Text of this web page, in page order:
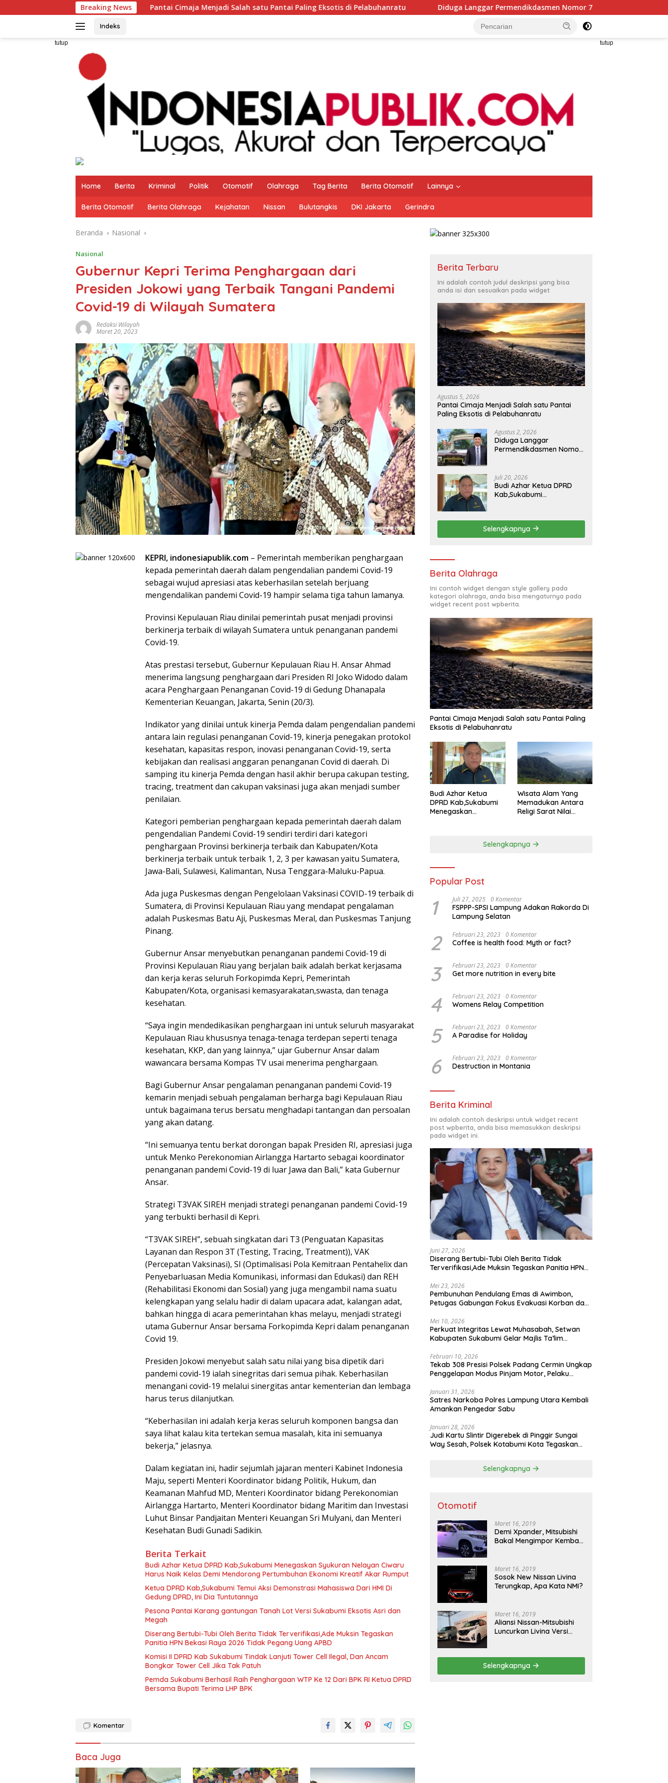
ke
Breaking News
Pantai Cimaja Menjadi Salah satu Pantai Paling Eksotis di Pelabuhanratu Diduga Langgar Permendikdasmen Nomor 7 Tahun 2025, kepala SMKN 5 Batam
Indeks
tutup tutup
Home Berita Kriminal Politik Otomotif Olahraga Tag Berita Berita Otomotif Lainnya
Berita Otomotif Berita Olahraga Kejahatan Nissan Bulutangkis DKI Jakarta Gerindra
Beranda Nasional
Nasional
Gubernur Kepri Terima Penghargaan dari
Presiden Jokowi yang Terbaik Tangani Pandemi
Covid-19 di Wilayah Sumatera
Redaksi Wilayah
Maret 20, 2023
KEPRI, indonesiapublik.com – Pemerintah memberikan penghargaan
kepada pemerintah daerah dalam pengendalian pandemi Covid-19
sebagai wujud apresiasi atas keberhasilan setelah berjuang
mengendalikan pandemi Covid-19 hampir selama tiga tahun lamanya.
Provinsi Kepulauan Riau dinilai pemerintah pusat menjadi provinsi
berkinerja terbaik di wilayah Sumatera untuk penanganan pandemi
Covid-19.
Atas prestasi tersebut, Gubernur Kepulauan Riau H. Ansar Ahmad
menerima langsung penghargaan dari Presiden RI Joko Widodo dalam
acara Penghargaan Penanganan Covid-19 di Gedung Dhanapala
Kementerian Keuangan, Jakarta, Senin (20/3).
Indikator yang dinilai untuk kinerja Pemda dalam pengendalian pandemi
antara lain regulasi penanganan Covid-19, kinerja penegakan protokol
kesehatan, kapasitas respon, inovasi penanganan Covid-19, serta
kebijakan dan realisasi anggaran penanganan Covid di daerah. Di
samping itu kinerja Pemda dengan hasil akhir berupa cakupan testing,
tracing, treatment dan cakupan vaksinasi juga akan menjadi sumber
penilaian.
Kategori pemberian penghargaan kepada pemerintah daerah dalam
pengendalian Pandemi Covid-19 sendiri terdiri dari kategori
penghargaan Provinsi berkinerja terbaik dan Kabupaten/Kota
berkinerja terbaik untuk terbaik 1, 2, 3 per kawasan yaitu Sumatera,
Jawa-Bali, Sulawesi, Kalimantan, Nusa Tenggara-Maluku-Papua.
Ada juga Puskesmas dengan Pengelolaan Vaksinasi COVID-19 terbaik di
Sumatera, di Provinsi Kepulauan Riau yang mendapat pengalaman
adalah Puskesmas Batu Aji, Puskesmas Meral, dan Puskesmas Tanjung
Pinang.
Gubernur Ansar menyebutkan penanganan pandemi Covid-19 di
Provinsi Kepulauan Riau yang berjalan baik adalah berkat kerjasama
dan kerja keras seluruh Forkopimda Kepri, Pemerintah
Kabupaten/Kota, organisasi kemasyarakatan,swasta, dan tenaga
kesehatan.
“Saya ingin mendedikasikan penghargaan ini untuk seluruh masyarakat
Kepulauan Riau khususnya tenaga-tenaga terdepan seperti tenaga
kesehatan, KKP, dan yang lainnya,” ujar Gubernur Ansar dalam
wawancara bersama Kompas TV usai menerima penghargaan.
Bagi Gubernur Ansar pengalaman penanganan pandemi Covid-19
kemarin menjadi sebuah pengalaman berharga bagi Kepulauan Riau
untuk bagaimana terus bersatu menghadapi tantangan dan persoalan
yang akan datang.
“Ini semuanya tentu berkat dorongan bapak Presiden RI, apresiasi juga
untuk Menko Perekonomian Airlangga Hartarto sebagai koordinator
penanganan pandemi Covid-19 di luar Jawa dan Bali,” kata Gubernur
Ansar.
Strategi T3VAK SIREH menjadi strategi penanganan pandemi Covid-19
yang terbukti berhasil di Kepri.
“T3VAK SIREH”, sebuah singkatan dari T3 (Penguatan Kapasitas
Layanan dan Respon 3T (Testing, Tracing, Treatment)), VAK
(Percepatan Vaksinasi), SI (Optimalisasi Pola Kemitraan Pentahelix dan
Penyebarluasan Media Komunikasi, informasi dan Edukasi) dan REH
(Rehabilitasi Ekonomi dan Sosial) yang juga mengambil nama suatu
kelengkapan yang selalu hadir di dalam upacara adat, kalangan adat,
bahkan hingga di acara pemerintahan khas melayu, menjadi strategi
utama Gubernur Ansar bersama Forkopimda Kepri dalam penanganan
Covid 19.
Presiden Jokowi menyebut salah satu nilai yang bisa dipetik dari
pandemi covid-19 ialah sinegritas dari semua pihak. Keberhasilan
menangani covid-19 melalui sinergitas antar kementerian dan lembaga
harus terus dilanjutkan.
“Keberhasilan ini adalah kerja keras seluruh komponen bangsa dan
saya lihat kalau kita tertekan semua masalah, kita ini semuanya
bekerja,” jelasnya.
Dalam kegiatan ini, hadir sejumlah jajaran menteri Kabinet Indonesia
Maju, seperti Menteri Koordinator bidang Politik, Hukum, dan
Keamanan Mahfud MD, Menteri Koordinator bidang Perekonomian
Airlangga Hartarto, Menteri Koordinator bidang Maritim dan Investasi
Luhut Binsar Pandjaitan Menteri Keuangan Sri Mulyani, dan Menteri
Kesehatan Budi Gunadi Sadikin.
Berita Terkait
Budi Azhar Ketua DPRD Kab,Sukabumi Menegaskan Syukuran Nelayan Ciwaru
Harus Naik Kelas Demi Mendorong Pertumbuhan Ekonomi Kreatif Akar Rumput
Ketua DPRD Kab,Sukabumi Temui Aksi Demonstrasi Mahasiswa Dari HMI Di
Gedung DPRD, Ini Dia Tuntutannya
Pesona Pantai Karang gantungan Tanah Lot Versi Sukabumi Eksotis Asri dan
Megah
Diserang Bertubi-Tubi Oleh Berita Tidak Terverifikasi,Ade Muksin Tegaskan
Panitia HPN Bekasi Raya 2026 Tidak Pegang Uang APBD
Komisi II DPRD Kab Sukabumi Tindak Lanjuti Tower Cell Ilegal, Dan Ancam
Bongkar Tower Cell Jika Tak Patuh
Pemda Sukabumi Berhasil Raih Penghargaan WTP Ke 12 Dari BPK RI Ketua DPRD
Bersama Bupati Terima LHP BPK
Komentar
Baca Juga
Berita Terbaru
Ini adalah contoh judul deskripsi yang bisa
anda isi dan sesuaikan pada widget
Agustus 5, 2026
Pantai Cimaja Menjadi Salah satu Pantai
Paling Eksotis di Pelabuhanratu
Agustus 2, 2026
Diduga Langgar
Permendikdasmen Nomor
Usai Menjabat Kepala
Sekolah Sekitar 11 Tahun
Juli 20, 2026
Budi Azhar Ketua DPRD
Kab,Sukabumi
Naik Kelas Demi
Mendorong Pertumbuhan
Ekonomi Kreatif Akar
Selengkapnya
Berita Olahraga
Ini contoh widget dengan style gallery pada
kategori olahraga, anda bisa mengaturnya pada
widget recent post wpberita.
Pantai Cimaja Menjadi Salah satu Pantai Paling
Eksotis di Pelabuhanratu
Budi Azhar Ketua
DPRD Kab,Sukabumi
Menegaskan
Ekonomi Kreatif Akar
Wisata Alam Yang
Memadukan Antara
Religi Sarat Nilai
Sukabumi
Selengkapnya
Popular Post
1 Juli 27, 2025 0 Komentar
FSPPP-SPSI Lampung Adakan Rakorda Di
Lampung Selatan
2 Februari 23, 2023 0 Komentar
Coffee is health food: Myth or fact?
3 Februari 23, 2023 0 Komentar
Get more nutrition in every bite
4 Februari 23, 2023 0 Komentar
Womens Relay Competition
5 Februari 23, 2023 0 Komentar
A Paradise for Holiday
6 Februari 23, 2023 0 Komentar
Destruction in Montania
Berita Kriminal
Ini adalah contoh deskripsi untuk widget recent
post wpberita, anda bisa memasukkan deskripsi
pada widget ini.
Juni 27, 2026
Diserang Bertubi-Tubi Oleh Berita Tidak
Terverifikasi,Ade Muksin Tegaskan Panitia HPN
Mei 23, 2026
Pembunuhan Pendulang Emas di Awimbon,
Petugas Gabungan Fokus Evakuasi Korban dan
Mei 10, 2026
Perkuat Integritas Lewat Muhasabah, Setwan
Kabupaten Sukabumi Gelar Majlis Ta’lim
Februari 10, 2026
Tekab 308 Presisi Polsek Padang Cermin Ungkap
Penggelapan Modus Pinjam Motor, Pelaku
Januari 31, 2026
Satres Narkoba Polres Lampung Utara Kembali
Amankan Pengedar Sabu
Januari 28, 2026
Judi Kartu Slintir Digerebek di Pinggir Sungai
Way Sesah, Polsek Kotabumi Kota Tegaskan
Selengkapnya
Otomotif
Maret 16, 2019
Demi Xpander, Mitsubishi
Bakal Mengimpor Kembali
Maret 16, 2019
Sosok New Nissan Livina
Terungkap, Apa Kata NMI?
Maret 16, 2019
Aliansi Nissan-Mitsubishi
Luncurkan Livina Versi
Selengkapnya